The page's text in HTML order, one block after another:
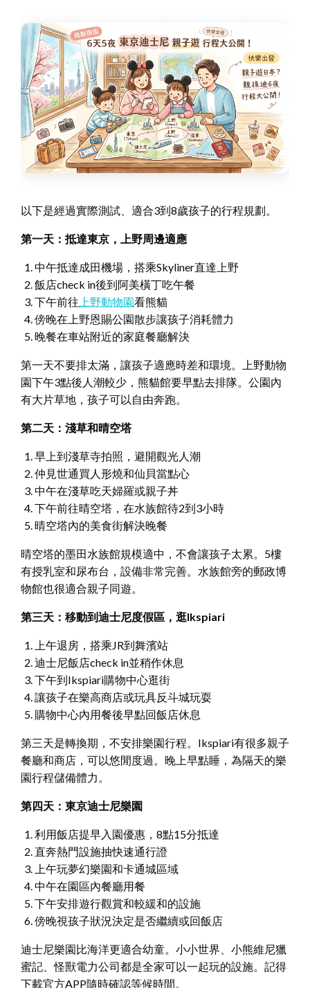
以下是經過實際測試、適合3到8歲孩子的行程規劃。
第一天：抵達東京，上野周邊適應
中午抵達成田機場，搭乘Skyliner直達上野
飯店check in後到阿美橫丁吃午餐
下午前往 上野動物園看熊貓
傍晚在上野恩賜公園散步讓孩子消耗體力
晚餐在車站附近的家庭餐廳解決
第一天不要排太滿，讓孩子適應時差和環境。上野動物
園下午3點後人潮較少，熊貓館要早點去排隊。公園內
有大片草地，孩子可以自由奔跑。
第二天：淺草和晴空塔
早上到淺草寺拍照，避開觀光人潮
仲見世通買人形燒和仙貝當點心
中午在淺草吃天婦羅或親子丼
下午前往晴空塔，在水族館待2到3小時
晴空塔內的美食街解決晚餐
晴空塔的墨田水族館規模適中，不會讓孩子太累。5樓
有授乳室和尿布台，設備非常完善。水族館旁的郵政博
物館也很適合親子同遊。
第三天：移動到迪士尼度假區，逛Ikspiari
上午退房，搭乘JR到舞濱站
迪士尼飯店check in並稍作休息
下午到Ikspiari購物中心逛街
讓孩子在樂高商店或玩具反斗城玩耍
購物中心內用餐後早點回飯店休息
第三天是轉換期，不安排樂園行程。Ikspiari有很多親子
餐廳和商店，可以悠閒度過。晚上早點睡，為隔天的樂
園行程儲備體力。
第四天：東京迪士尼樂園
利用飯店提早入園優惠，8點15分抵達
直奔熱門設施抽快速通行證
上午玩夢幻樂園和卡通城區域
中午在園區內餐廳用餐
下午安排遊行觀賞和較緩和的設施
傍晚視孩子狀況決定是否繼續或回飯店
迪士尼樂園比海洋更適合幼童。小小世界、小熊維尼獵
蜜記、怪獸電力公司都是全家可以一起玩的設施。記得
下載官方APP隨時確認等候時間。